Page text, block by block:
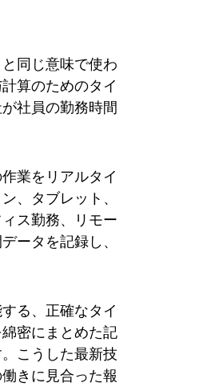
と同じ意味で使わ
算のためのタイ
社員の勤務時間
業をリアルタイ
、タブレット、
ス勤務、リモー
ータを記録し、
る、正確なタイ
密にまとめた記
こうした最新技
きに見合った報